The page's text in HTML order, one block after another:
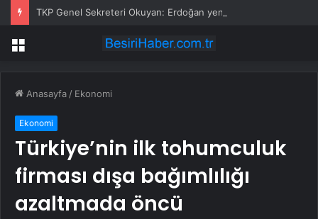
Menü
Anasayfa / Ekonomi
Ekonomi
Türkiye’nin ilk tohumculuk
firması dışa bağımlılığı
azaltmada öncü